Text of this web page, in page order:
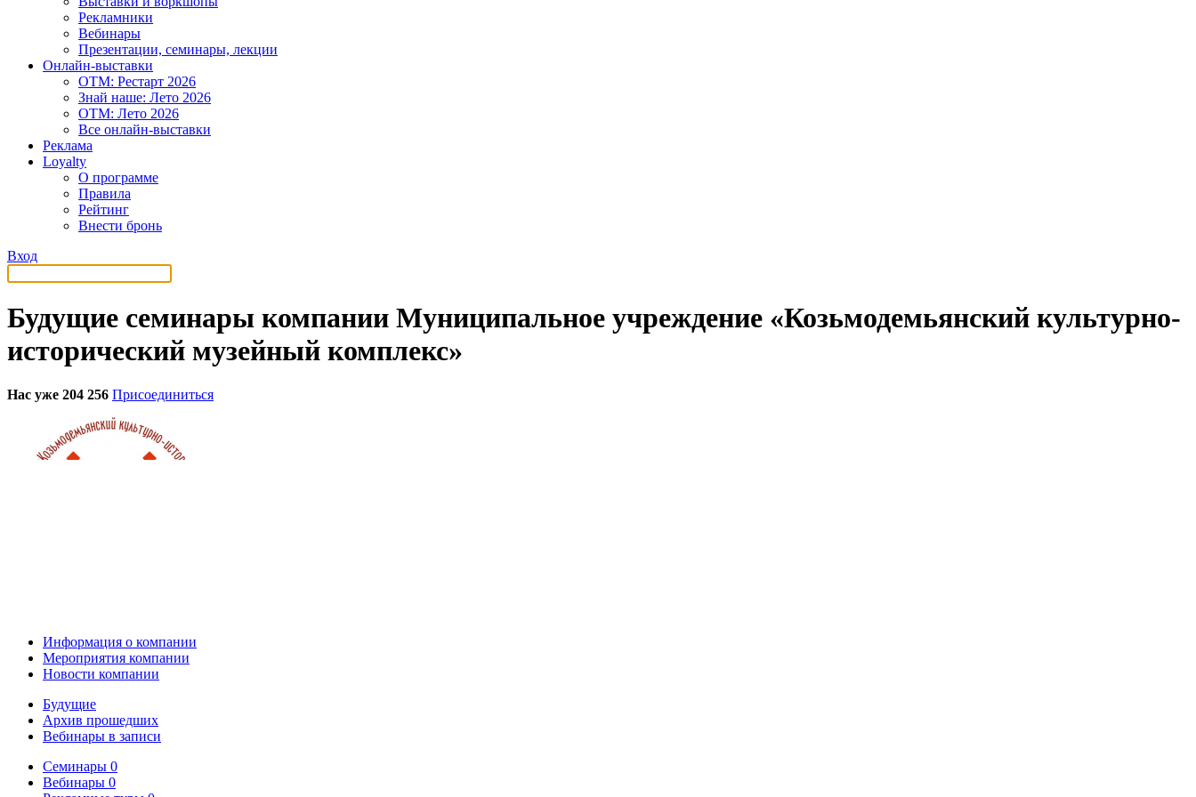
Рекламники
Вебинары
Презентации, семинары, лекции
Онлайн-выставки
OTM: Рестарт 2026
Знай наше: Лето 2026
OTM: Лето 2026
Все онлайн-выставки
Реклама
Loyalty
О программе
Правила
Рейтинг
Внести бронь
Вход
Будущие семинары компании Муниципальное учреждение «Козьмодемьянский культурно-
исторический музейный комплекс»
Нас уже 204 256 Присоединиться
Информация о компании
Мероприятия компании
Новости компании
Будущие
Архив прошедших
Вебинары в записи
Семинары 0
Вебинары 0